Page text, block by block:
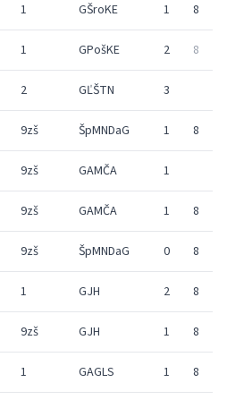
1 GŠroKE 1 8
1 GPošKE 2 8
2 GĽŠTN 3
9zš ŠpMNDaG 1 8
9zš GAMČA 1
9zš GAMČA 1 8
9zš ŠpMNDaG 0 8
1 GJH 2 8
9zš GJH 1 8
1 GAGLS 1 8